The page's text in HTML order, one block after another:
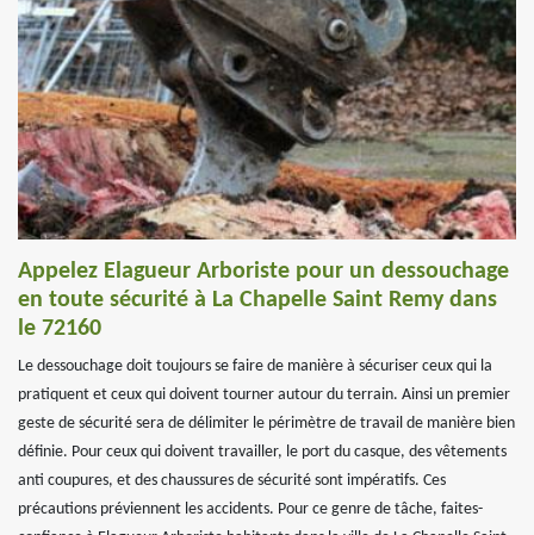
Appelez Elagueur Arboriste pour un dessouchage
en toute sécurité à La Chapelle Saint Remy dans
le 72160
Le dessouchage doit toujours se faire de manière à sécuriser ceux qui la
pratiquent et ceux qui doivent tourner autour du terrain. Ainsi un premier
geste de sécurité sera de délimiter le périmètre de travail de manière bien
définie. Pour ceux qui doivent travailler, le port du casque, des vêtements
anti coupures, et des chaussures de sécurité sont impératifs. Ces
précautions préviennent les accidents. Pour ce genre de tâche, faites-